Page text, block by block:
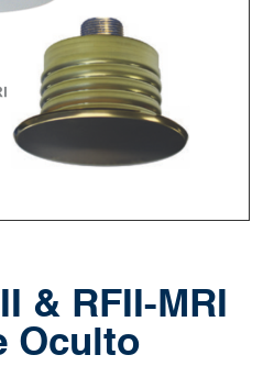
& RFII-MRI
Oculto